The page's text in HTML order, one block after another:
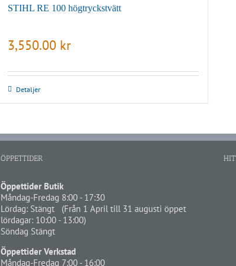
STIHL RE 100 högtryckstvätt
3,550.00 kr
Detaljer
ÖPPETTIDER
Öppettider Butik
Måndag-Fredag 8:00 - 17:30
Lördag: Stängt (Från 1 April till 31 augusti öppet
lördagar: 10:00 - 13:00)
Söndag Stängt
Öppettider Verkstad
Måndag-Fredag 7:00 - 16:00